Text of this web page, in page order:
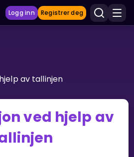
Logg inn Registrer deg
av tallinjen
ved hjelp av